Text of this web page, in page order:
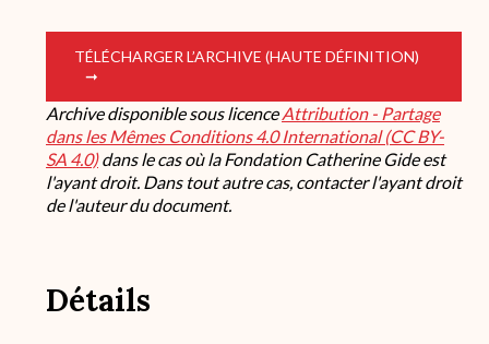
TÉLÉCHARGER L’ARCHIVE (HAUTE DÉFINITION)
Archive disponible sous licenceAttribution - Partage
dans les Mêmes Conditions 4.0 International (CC BY-
SA 4.0)dans le cas où la Fondation Catherine Gide est
l'ayant droit. Dans tout autre cas, contacter l'ayant droit
de l'auteur du document.
Détails